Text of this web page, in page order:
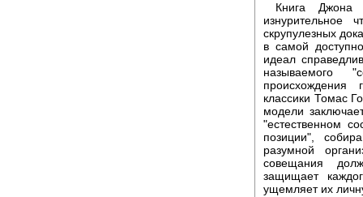
Книга Джона
изнурительное
скрупулезных
в самой
идеал
называемого
происхождения
классики Томас
модели
"естественном
позиции",
разумной
совещания
защищает
ущемляет их